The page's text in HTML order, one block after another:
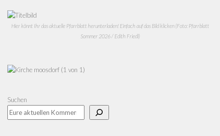
Hier könnt Ihr das aktuelle Pfarrblatt herunterladen! Einfach auf das Bild klicken (Foto: Pfarrblatt
Sommer 2026 / Edith Friedl)
Suchen